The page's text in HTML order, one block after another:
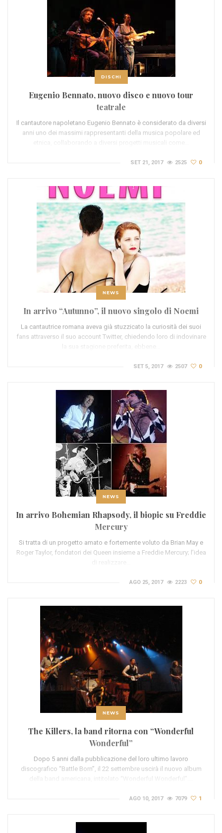
DISCHI
Eugenio Bennato, nuovo disco e nuovo tour
teatrale
Il cantautore napoletano Eugenio Bennato è considerato da diversi
anni uno dei massimi rappresentanti della musica popolare ed
etnica, collaborando a diversi progetti musicali come…
SET 21, 2017 2525 0
NEWS
In arrivo “Autunno”, il nuovo singolo di Noemi
La cantautrice romana aveva già stuzzicato la curiosità dei suoi
fans attraverso il suo account Twitter, chiedendo loro di indovinare
la sua stagione preferita, ebbene…
SET 5, 2017 2507 0
NEWS
In arrivo Bohemian Rhapsody, il biopic su Freddie
Mercury
Si tratta di un progetto amato e fortemente voluto da Brian May e
Roger Taylor, fondatori dei Queen insieme a Freddie Mercury; l’idea
AGO 25, 2017 2223 0
NEWS
The Killers, la band ritorna con “Wonderful
Wonderful”
Dopo 5 anni dalla pubblicazione del loro ultimo lavoro
discografico “Battle Born”, il 22 settembre uscirà il nuovo album
della band americana, intitolato “Wonderful Wonderful”.…
AGO 10, 2017 7079 1